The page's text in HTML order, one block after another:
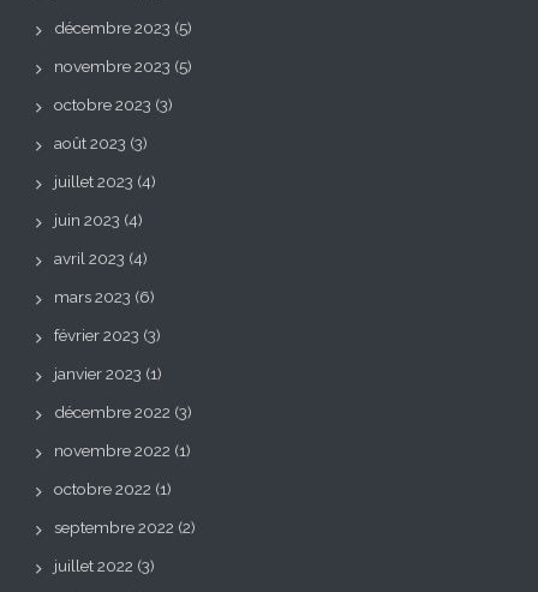
décembre 2023 (5)
novembre 2023 (5)
octobre 2023 (3)
août 2023 (3)
juillet 2023 (4)
juin 2023 (4)
avril 2023 (4)
mars 2023 (6)
février 2023 (3)
janvier 2023 (1)
décembre 2022 (3)
novembre 2022 (1)
octobre 2022 (1)
septembre 2022 (2)
juillet 2022 (3)